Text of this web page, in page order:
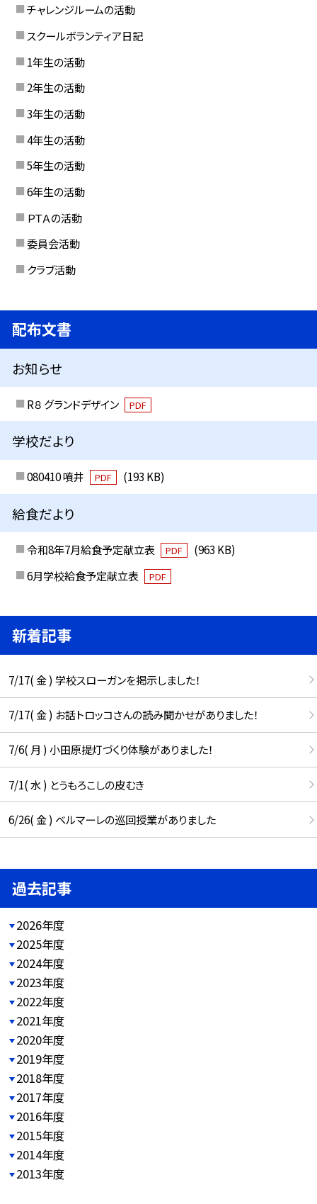
チャレンジルームの活動
スクールボランティア日記
1年生の活動
2年生の活動
3年生の活動
4年生の活動
5年生の活動
6年生の活動
ＰＴＡの活動
委員会活動
クラブ活動
配布文書
お知らせ
R８ グランドデザイン PDF
学校だより
080410 噴井 PDF (193 KB)
給食だより
令和8年7月給食予定献立表 PDF
(963 KB)
6月学校給食予定献立表
PDF
新着記事
7/17( 金 ) 学校スローガンを掲示しました！
7/17( 金 ) お話トロッコさんの読み聞かせがありました！
7/6( 月 ) 小田原提灯づくり体験がありました！
7/1( 水 ) とうもろこしの皮むき
6/26( 金 ) ベルマーレの巡回授業がありました
過去記事
2026年度
2025年度
2024年度
2023年度
2022年度
2021年度
2020年度
2019年度
2018年度
2017年度
2016年度
2015年度
2014年度
2013年度